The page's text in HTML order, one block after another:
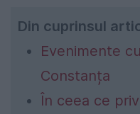
Din cuprinsul
Evenimente
Constanța
În ceea ce